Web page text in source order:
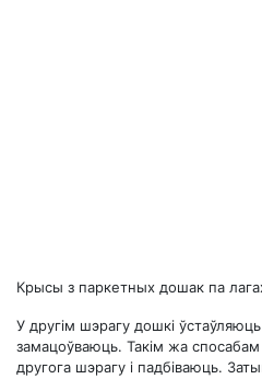
Крысы з паркетных дошак па
У другім шэрагу дошкі
замацоўваюць. Такім жа
другога шэрагу і падбіваюць.